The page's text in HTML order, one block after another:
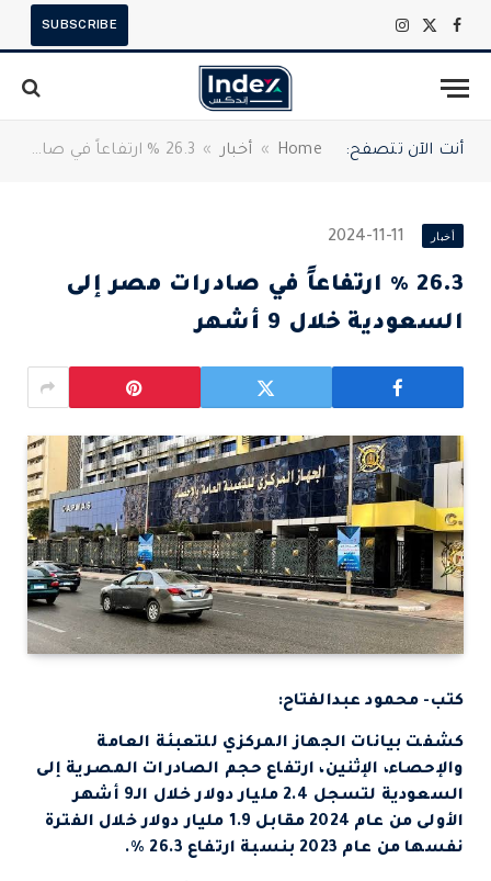
فيسبوك
X
الانستغرام
SUBSCRIBE
أنت الآن تتصفح: Home
» أخبار » 26.3 % ارتفاعاً في صادرات مصر إلى السعودية خلال 9 أشهر
أخبار 2024-11-11
26.3 % ارتفاعاً في صادرات مصر إلى
السعودية خلال 9 أشهر
كتب- محمود عبدالفتاح:
كشفت بيانات الجهاز المركزي للتعبئة العامة
والإحصاء، الإثنين، ارتفاع حجم الصادرات المصرية إلى
السعودية لتسجل 2.4 مليار دولار خلال الـ9 أشهر
الأولى من عام 2024 مقابل 1.9 مليار دولار خلال الفترة
نفسها من عام 2023 بنسبة ارتفاع 26.3 %.